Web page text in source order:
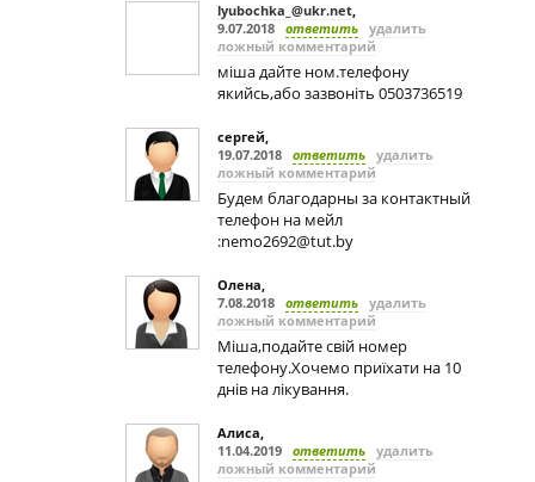
lyubochka_@ukr.net,
9.07.2018 ответить удалить
ложный комментарий
міша дайте ном.телефону
якийсь,або зазвоніть 0503736519
сергей,
19.07.2018 ответить удалить
ложный комментарий
Будем благодарны за контактный
телефон на мейл
:nemo2692@tut.by
Олена,
7.08.2018 ответить удалить
ложный комментарий
Міша,подайте свій номер
телефону.Хочемо приїхати на 10
днів на лікування.
Алиса,
11.04.2019 ответить удалить
ложный комментарий